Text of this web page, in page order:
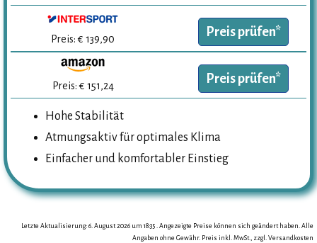
Hohe Stabilität
Atmungsaktiv für optimales Klima
Einfacher und komfortabler Einstieg
Preis: € 139,90 Preis prüfen*
Preis: € 151,24 Preis prüfen*
Letzte Aktualisierung: 6. August 2026 um 18:35 . Angezeigte Preise können sich geändert haben. Alle
Angaben ohne Gewähr. Preis inkl. MwSt., zzgl. Versandkosten